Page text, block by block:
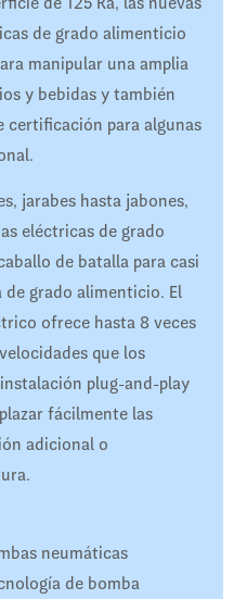
de grado alimenticio
manipular una amplia
y bebidas y también
certificación para algunas
jarabes hasta jabones,
eléctricas de grado
de batalla para casi
grado alimenticio. El
ofrece hasta 8 veces
que los
plug-and-play
fácilmente las
adicional o
neumáticas
de bomba